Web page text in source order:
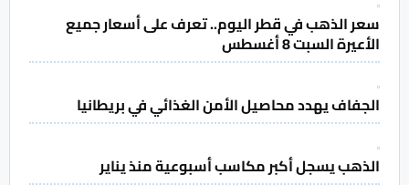
سعر الذهب في قطر اليوم.. تعرف على أسعار جميع
الأعيرة السبت 8 أغسطس
الجفاف يهدد محاصيل الأمن الغذائي في بريطانيا
الذهب يسجل أكبر مكاسب أسبوعية منذ يناير